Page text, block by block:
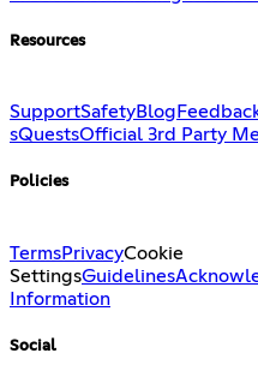
Resources
SupportSafetyBlog
sQuestsOfficial 3rd Party
Policies
TermsPrivacyCookie
SettingsGuidelines
Information
Social